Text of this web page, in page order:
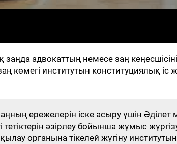
заңда адвокаттың немесе заң
көмегі институтын конституциялық іс
ережелерін іске асыру үшін Әділет
тетіктерін әзірлеу бойынша жұмыс
органына тікелей жүгіну